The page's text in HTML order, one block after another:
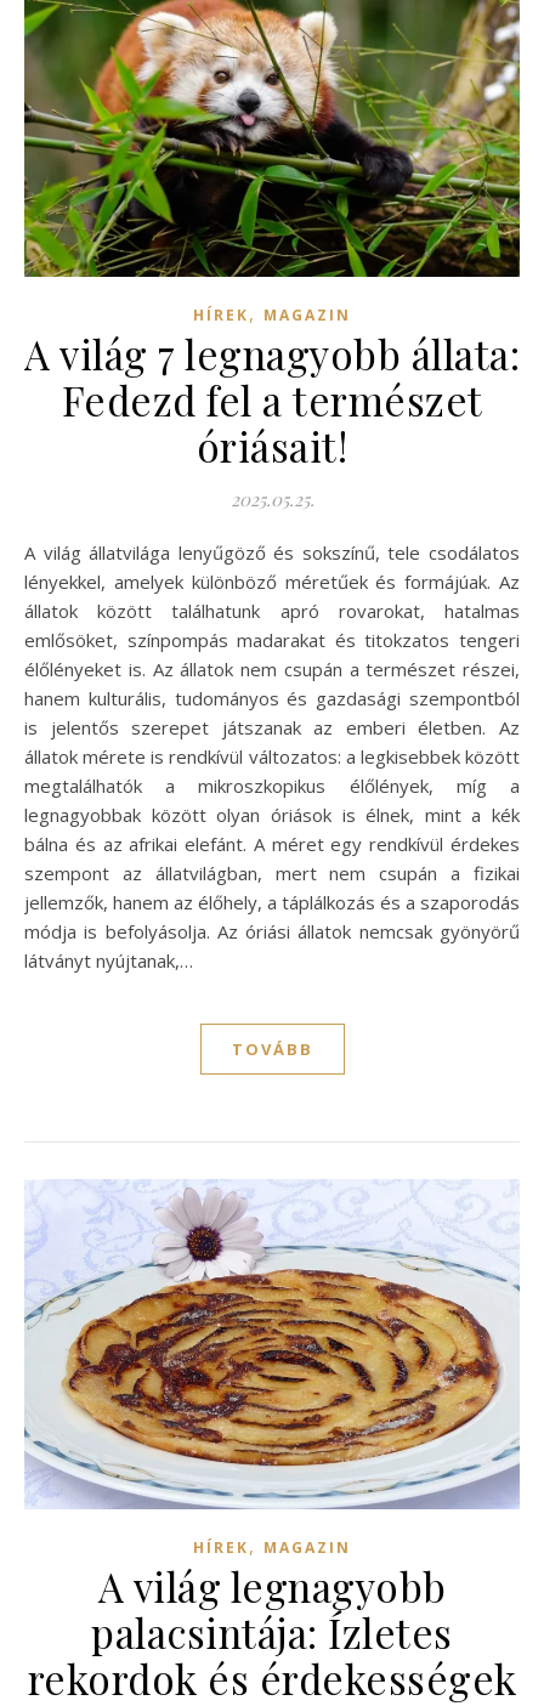
HÍREK, MAGAZIN
A világ 7 legnagyobb állata:
Fedezd fel a természet
óriásait!
2025.05.25.
A világ állatvilága lenyűgöző és sokszínű, tele csodálatos
lényekkel, amelyek különböző méretűek és formájúak. Az
állatok között találhatunk apró rovarokat, hatalmas
emlősöket, színpompás madarakat és titokzatos tengeri
élőlényeket is. Az állatok nem csupán a természet részei,
hanem kulturális, tudományos és gazdasági szempontból
is jelentős szerepet játszanak az emberi életben. Az
állatok mérete is rendkívül változatos: a legkisebbek között
megtalálhatók a mikroszkopikus élőlények, míg a
legnagyobbak között olyan óriások is élnek, mint a kék
bálna és az afrikai elefánt. A méret egy rendkívül érdekes
szempont az állatvilágban, mert nem csupán a fizikai
jellemzők, hanem az élőhely, a táplálkozás és a szaporodás
módja is befolyásolja. Az óriási állatok nemcsak gyönyörű
látványt nyújtanak,…
TOVÁBB
HÍREK, MAGAZIN
A világ legnagyobb
palacsintája: Ízletes
rekordok és érdekességek